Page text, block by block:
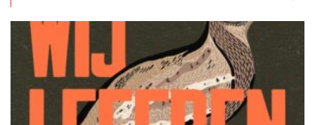
bieden veilige ruimtes om verhalen uit de koloniale
geschiedenis aan te gaan vanuit een honger naar herstellen.